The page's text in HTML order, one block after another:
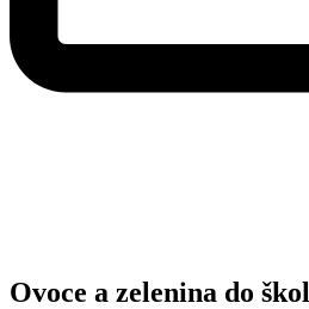
Ovoce a zelenina do škol